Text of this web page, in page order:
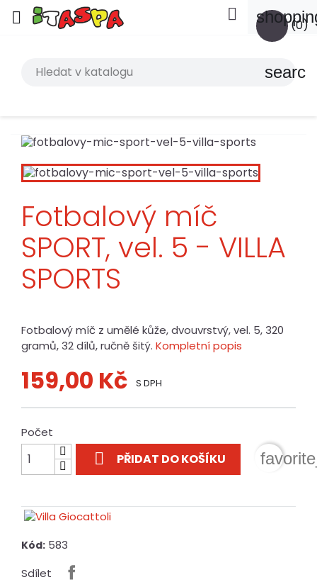
 (0)

search
Fotbalový míč
SPORT, vel. 5 - VILLA
SPORTS
Fotbalový míč z umělé kůže, dvouvrstvý, vel. 5, 320
gramů, 32 dílů, ručně šitý. Kompletní popis
159,00 Kč S DPH
Počet
 PŘIDAT DO KOŠÍKU
Kód: 583
Sdílet